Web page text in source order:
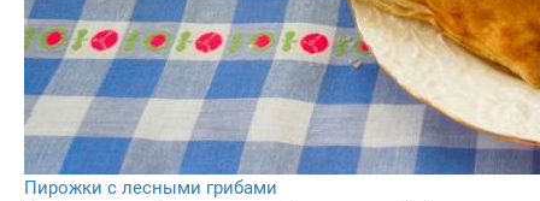
Пирожки с лесными грибами